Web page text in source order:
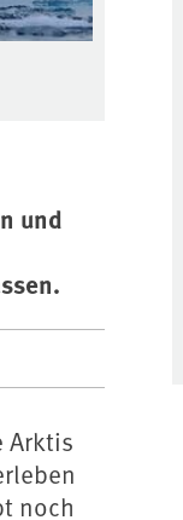
und
Arktis
noch